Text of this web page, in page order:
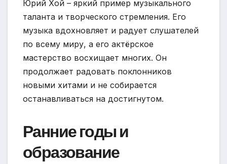
Юрий Хой – яркий пример музыкального
таланта и творческого стремления. Его
музыка вдохновляет и радует слушателей
по всему миру, а его актёрское
мастерство восхищает многих. Он
продолжает радовать поклонников
новыми хитами и не собирается
останавливаться на достигнутом.
Ранние годы и
образование